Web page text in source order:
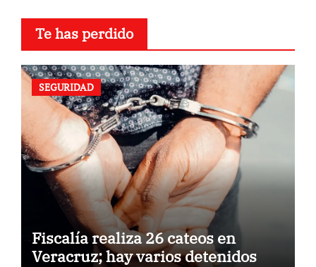
Te has perdido
SEGURIDAD
Fiscalía realiza 26 cateos en
Veracruz; hay varios detenidos